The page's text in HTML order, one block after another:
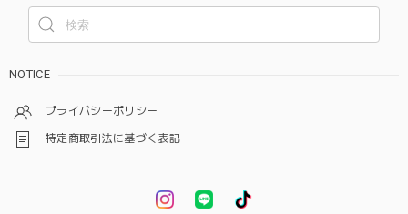
NOTICE
プライバシーポリシー
特定商取引法に基づく表記